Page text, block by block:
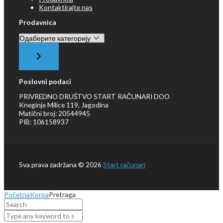
Kontaktirajte nas
Prodavnica
Одаберите
категорију
Poslovni podaci
PRIVREDNO DRUŠTVO START RAČUNARI DOO
Kneginje Milice 119, Jagodina
Matični broj: 20544945
PIB: 106158937
Sva prava zadržana © 2026 Start računari
PočetnaKorpaPretraga